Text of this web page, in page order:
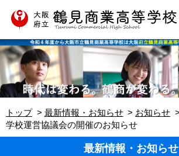
トップ 最新情報・お知らせ お知らせ
学校運営協議会の開催のお知らせ
最新情報・お知らせ